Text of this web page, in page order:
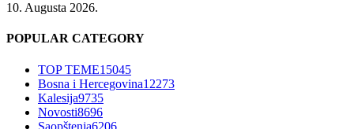
10. Augusta 2026.
POPULAR CATEGORY
TOP TEME15045
Bosna i Hercegovina12273
Kalesija9735
Novosti8696
Saopštenja6206